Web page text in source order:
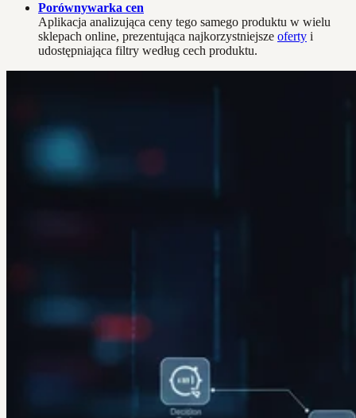
Porównywarka cen
Aplikacja analizująca ceny tego samego produktu w wielu
sklepach online, prezentująca najkorzystniejsze oferty i
udostępniająca filtry według cech produktu.